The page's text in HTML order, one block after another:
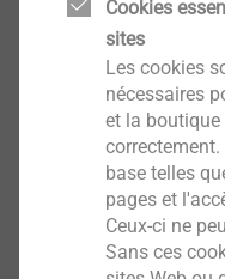
Cookies
sites
Les cookies
nécessaires
et la
base telles
pages et
Ceux-ci ne
Sans ces